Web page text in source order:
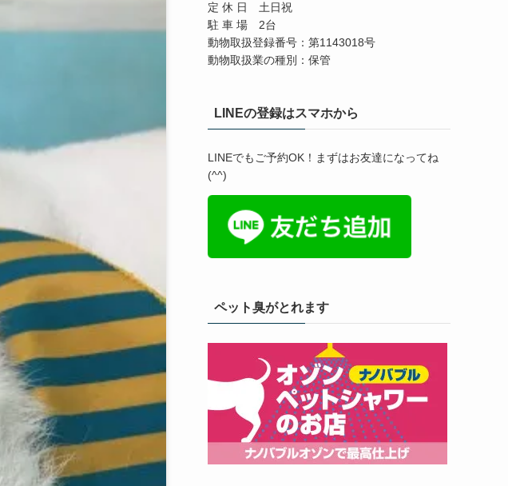
定 休 日 土日祝
駐 車 場 2台
動物取扱登録番号：第1143018号
動物取扱業の種別：保管
LINEの登録はスマホから
LINEでもご予約OK！まずはお友達になってね
(^^)
ペット臭がとれます